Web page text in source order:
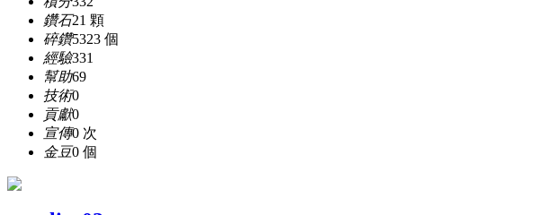
鑽石21 顆
碎鑽5323 個
經驗331
幫助69
技術0
貢獻0
宣傳0 次
金豆0 個